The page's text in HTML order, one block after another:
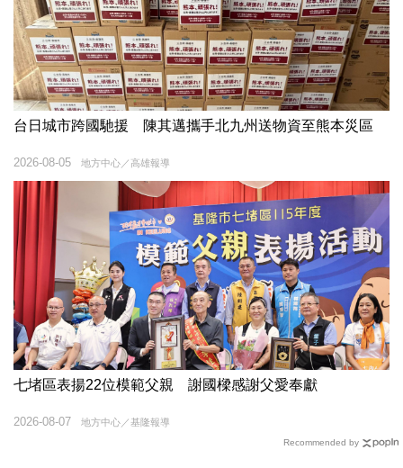
台日城市跨國馳援 陳其邁攜手北九州送物資至熊本災區
地方中心／高雄報導
2026-08-05
七堵區表揚22位模範父親 謝國樑感謝父愛奉獻
地方中心／基隆報導
2026-08-07
Recommended by